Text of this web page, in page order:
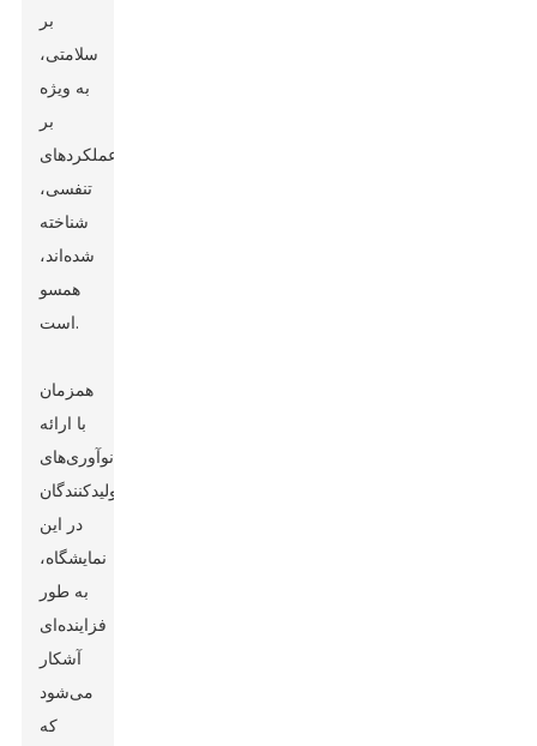
بر
سلامتی،
به ویژه
بر
عملکردهای
تنفسی،
شناخته
شده‌اند،
همسو
است.
همزمان
با ارائه
نوآوری‌های
تولیدکنندگان
در این
نمایشگاه،
به طور
فزاینده‌ای
آشکار
می‌شود
که